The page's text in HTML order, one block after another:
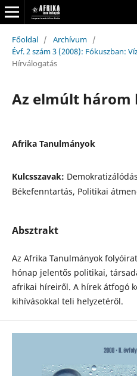
Főoldal / Archívum /
Évf. 2 szám 3 (2008): Fókuszban:
Hírválogatás
Az elmúlt három
Afrika Tanulmányok
Kulcsszavak:
Békefenntartás, Politikai
Absztrakt
Az Afrika Tanulmányok
hónap jelentős politikai,
afrikai híreiről. A hírek átfogó
kihívásokkal teli helyzetéről.